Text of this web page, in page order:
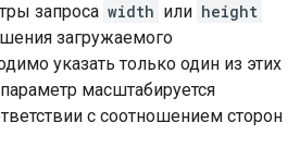
запроса width или height
загружаемого
указать только один из этих
масштабируется
с соотношением сторон